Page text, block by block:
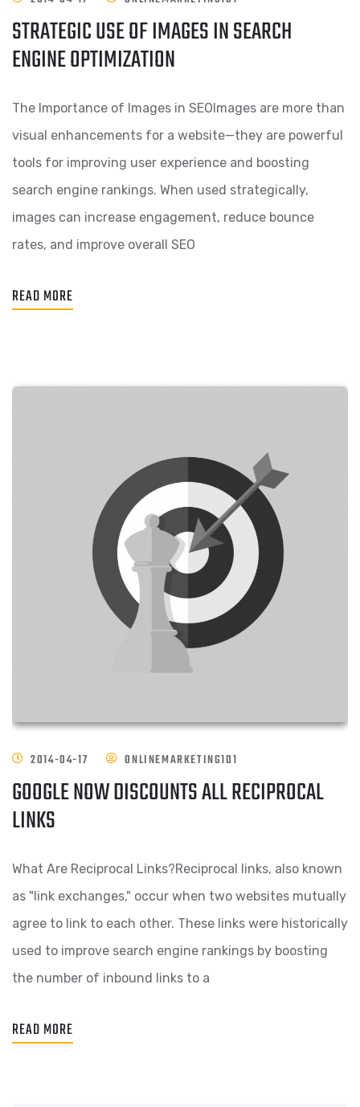
STRATEGIC USE OF IMAGES IN SEARCH
ENGINE OPTIMIZATION
The Importance of Images in SEOImages are more than
visual enhancements for a website—they are powerful
tools for improving user experience and boosting
search engine rankings. When used strategically,
images can increase engagement, reduce bounce
rates, and improve overall SEO
READ MORE
2014-04-17 ONLINEMARKETING101
GOOGLE NOW DISCOUNTS ALL RECIPROCAL
LINKS
What Are Reciprocal Links?Reciprocal links, also known
as "link exchanges," occur when two websites mutually
agree to link to each other. These links were historically
used to improve search engine rankings by boosting
the number of inbound links to a
READ MORE